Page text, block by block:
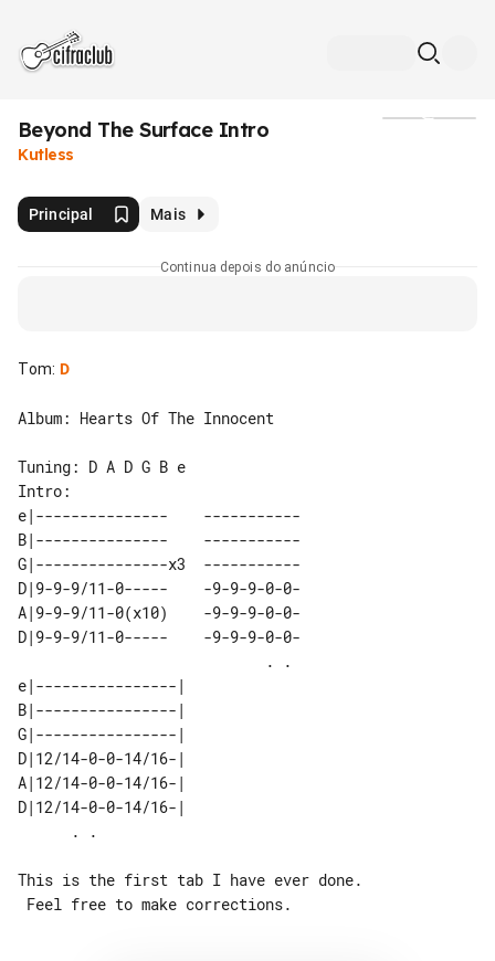
Beyond The Surface Intro
Kutless
Principal Mais
Continua depois do anúncio
Tom: D
Album: Hearts Of The Innocent
Intro:
e|---------------    -----------
B|---------------    -----------
G|---------------x3  -----------
D|9-9-9/11-0-----    -9-9-9-0-0-
A|9-9-9/11-0(x10)    -9-9-9-0-0-
D|9-9-9/11-0-----    -9-9-9-0-0-
e|----------------|
B|----------------|
G|----------------|
D|12/14-0-0-14/16-|
A|12/14-0-0-14/16-|
D|12/14-0-0-14/16-|
This is the first tab I have ever done.